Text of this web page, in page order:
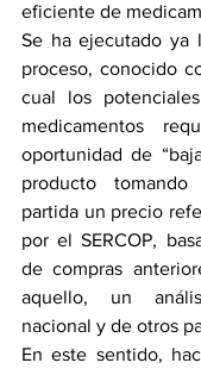
eficiente de
Se ha ejecutado ya
proceso, conocido
cual los
medicamentos
oportunidad de
producto
partida un precio
por el SERCOP,
de compras
aquello, un
nacional y de otros
En este sentido,